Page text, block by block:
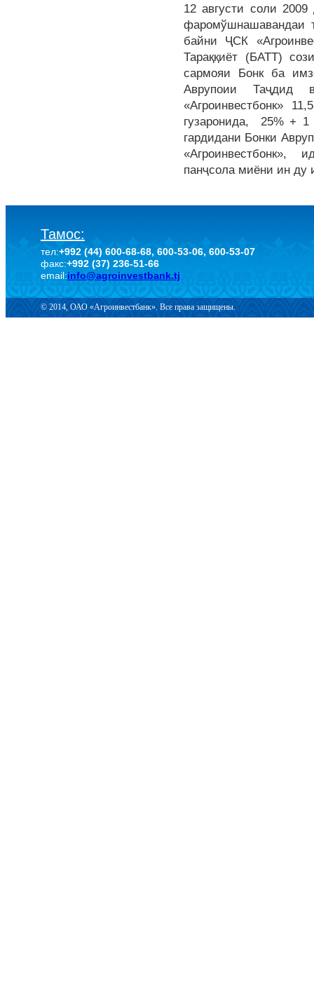
12 августи соли
фаромўшнашавандаи
байни ҶСК
Тараққиёт (БАТТ)
сармояи Бонк ба
Аврупоии Таҷдид
«Агроинвестбонк»
гузаронида, 25% + 1
гардидани Бонки
«Агроинвестбонк»,
панҷсола миёни ин
Тамос:
тел:+992 (44) 600-68-68, 600-53-06, 600-53-07
факс:+992 (37) 236-51-66
email:info@agroinvestbank.tj
© 2014, ОАО «Агроинвестбанк». Все права защищены.